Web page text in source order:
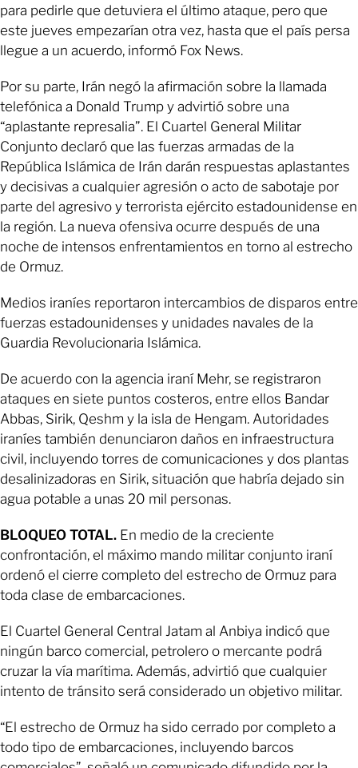
para pedirle que detuviera el último ataque, pero que
este jueves empezarían otra vez, hasta que el país persa
llegue a un acuerdo, informó Fox News.
Por su parte, Irán negó la afirmación sobre la llamada
telefónica a Donald Trump y advirtió sobre una
“aplastante represalia”. El Cuartel General Militar
Conjunto declaró que las fuerzas armadas de la
República Islámica de Irán darán respuestas aplastantes
y decisivas a cualquier agresión o acto de sabotaje por
parte del agresivo y terrorista ejército estadounidense en
la región. La nueva ofensiva ocurre después de una
noche de intensos enfrentamientos en torno al estrecho
de Ormuz.
Medios iraníes reportaron intercambios de disparos entre
fuerzas estadounidenses y unidades navales de la
Guardia Revolucionaria Islámica.
De acuerdo con la agencia iraní Mehr, se registraron
ataques en siete puntos costeros, entre ellos Bandar
Abbas, Sirik, Qeshm y la isla de Hengam. Autoridades
iraníes también denunciaron daños en infraestructura
civil, incluyendo torres de comunicaciones y dos plantas
desalinizadoras en Sirik, situación que habría dejado sin
agua potable a unas 20 mil personas.
BLOQUEO TOTAL. En medio de la creciente
confrontación, el máximo mando militar conjunto iraní
ordenó el cierre completo del estrecho de Ormuz para
toda clase de embarcaciones.
El Cuartel General Central Jatam al Anbiya indicó que
ningún barco comercial, petrolero o mercante podrá
cruzar la vía marítima. Además, advirtió que cualquier
intento de tránsito será considerado un objetivo militar.
“El estrecho de Ormuz ha sido cerrado por completo a
todo tipo de embarcaciones, incluyendo barcos